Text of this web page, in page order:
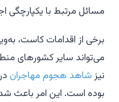
مسائل مرتبط با
برخی از اقدامات کاست،
می‌تواند سایر کشورهای
نیز شاهد هجوم مهاجران
بوده است. این امر باعث